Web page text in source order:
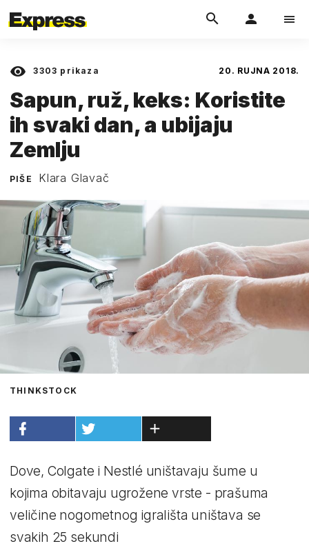
3303 prikaza 20. RUJNA 2018.
Sapun, ruž, keks: Koristite
ih svaki dan, a ubijaju
Zemlju
PIŠE Klara Glavač
THINKSTOCK
Dove, Colgate i Nestlé uništavaju šume u
kojima obitavaju ugrožene vrste - prašuma
veličine nogometnog igrališta uništava se
svakih 25 sekundi